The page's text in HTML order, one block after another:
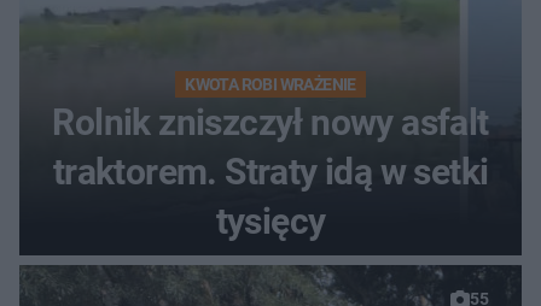
KWOTA ROBI WRAŻENIE
Rolnik zniszczył nowy asfalt
traktorem. Straty idą w setki
tysięcy
55